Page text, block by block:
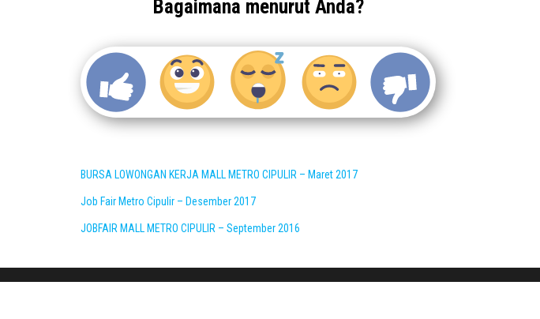
Bagaimana menurut Anda?
BURSA LOWONGAN KERJA MALL METRO CIPULIR – Maret 2017
Job Fair Metro Cipulir – Desember 2017
JOBFAIR MALL METRO CIPULIR – September 2016